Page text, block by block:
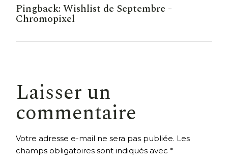
Pingback:Wishlist de Septembre -
Chromopixel
Laisser un
commentaire
Votre adresse e-mail ne sera pas publiée. Les
champs obligatoires sont indiqués avec*